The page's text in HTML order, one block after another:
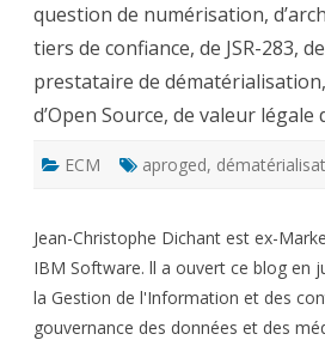
question de numérisation,
tiers de confiance, de JSR-283,
prestataire de
d’Open Source, de valeur légale
ECM aproged,
Jean-Christophe Dichant est ex-
IBM Software. ll a ouvert ce blog en
la Gestion de l'Information et des
gouvernance des données et des